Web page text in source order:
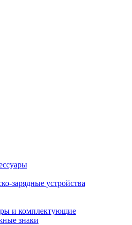
зарядные устройства
и комплектующие
знаки